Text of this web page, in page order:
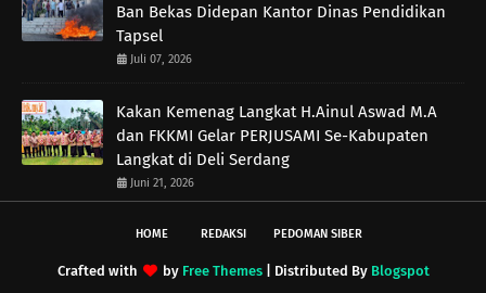
Ban Bekas Didepan Kantor Dinas Pendidikan
Tapsel
Juli 07, 2026
Kakan Kemenag Langkat H.Ainul Aswad M.A
dan FKKMI Gelar PERJUSAMI Se-Kabupaten
Langkat di Deli Serdang
Juni 21, 2026
HOME REDAKSI PEDOMAN SIBER
Crafted with by Free Themes| Distributed By Blogspot